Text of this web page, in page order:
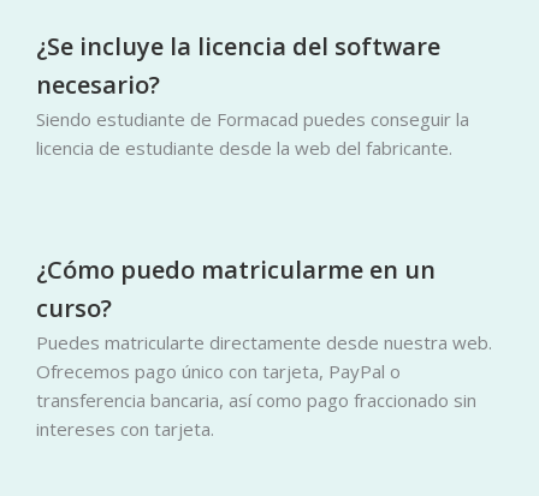
¿Se incluye la licencia del software
necesario?
Siendo estudiante de Formacad puedes conseguir la
licencia de estudiante desde la web del fabricante.
¿Cómo puedo matricularme en un
curso?
Puedes matricularte directamente desde nuestra web.
Ofrecemos pago único con tarjeta, PayPal o
transferencia bancaria, así como pago fraccionado sin
intereses con tarjeta.